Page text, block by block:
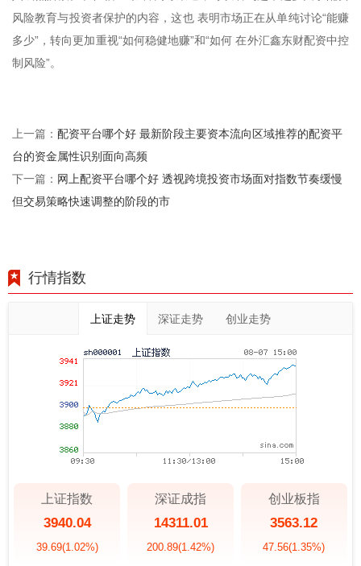
风险教育与投资者保护的内容，这也 表明市场正在从单纯讨论“能赚
多少”，转向更加重视“如何稳健地赚”和“如何 在外汇鑫东财配资中控
制风险”。
上一篇： 配资平台哪个好 最新阶段主要资本流向区域推荐的配资平
台的资金属性识别面向高频
下一篇： 网上配资平台哪个好 透视跨境投资市场面对指数节奏缓慢
但交易策略快速调整的阶段的市
行情指数
上证走势 深证走势 创业走势
上证指数
3940.04
39.69(1.02%)
深证成指
14311.01
200.89(1.42%)
创业板指
3563.12
47.56(1.35%)